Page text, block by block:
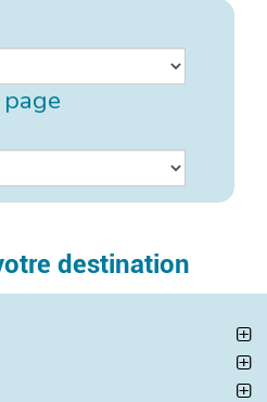
destination